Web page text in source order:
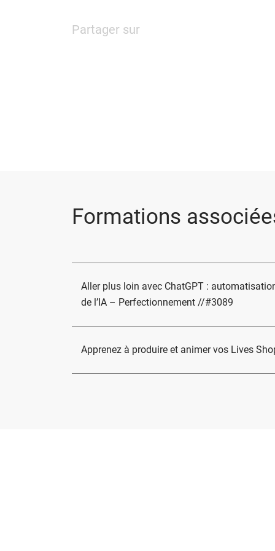
Partager sur
Formations
Aller plus loin avec ChatGPT :
de l’IA – Perfectionnement //#3089
Apprenez à produire et animer vos Lives